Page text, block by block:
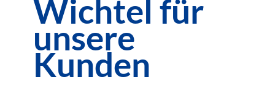
unsere
Kunden
Wichtel für
unsere
Kunden